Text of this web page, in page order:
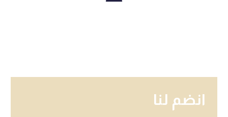
انضم لنا